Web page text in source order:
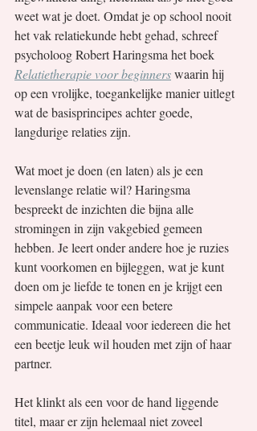
weet wat je doet. Omdat je op school nooit
het vak relatiekunde hebt gehad, schreef
psycholoog Robert Haringsma het boek
Relatietherapie voor beginnerswaarin hij
op een vrolijke, toegankelijke manier uitlegt
wat de basisprincipes achter goede,
langdurige relaties zijn.
Wat moet je doen (en laten) als je een
levenslange relatie wil? Haringsma
bespreekt de inzichten die bijna alle
stromingen in zijn vakgebied gemeen
hebben. Je leert onder andere hoe je ruzies
kunt voorkomen en bijleggen, wat je kunt
doen om je liefde te tonen en je krijgt een
simpele aanpak voor een betere
communicatie. Ideaal voor iedereen die het
een beetje leuk wil houden met zijn of haar
partner.
Het klinkt als een voor de hand liggende
titel, maar er zijn helemaal niet zoveel